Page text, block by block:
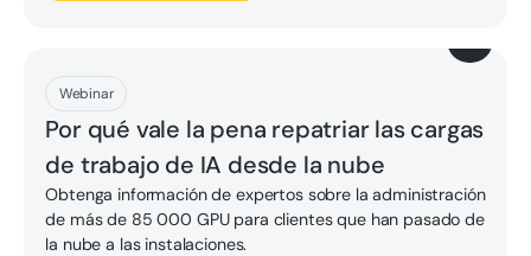
Webinar
Por qué vale la pena repatriar las cargas
de trabajo de IA desde la nube
Obtenga información de expertos sobre la administración
de más de 85 000 GPU para clientes que han pasado de
la nube a las instalaciones.
Descargar